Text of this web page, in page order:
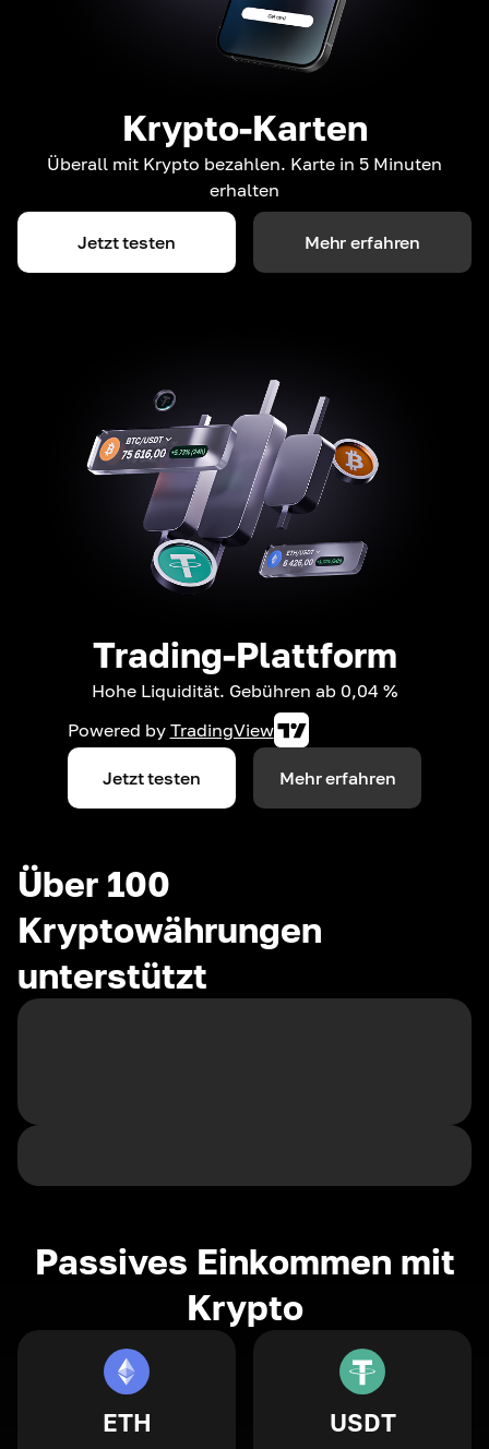
Krypto-Karten
Überall mit Krypto bezahlen. Karte in 5 Minuten
erhalten
Jetzt testen Mehr erfahren
Trading-Plattform
Hohe Liquidität. Gebühren ab 0,04 %
Powered by TradingView
Jetzt testen Mehr erfahren
Über 100
Kryptowährungen
unterstützt
Passives Einkommen mit
Krypto
ETH USDT